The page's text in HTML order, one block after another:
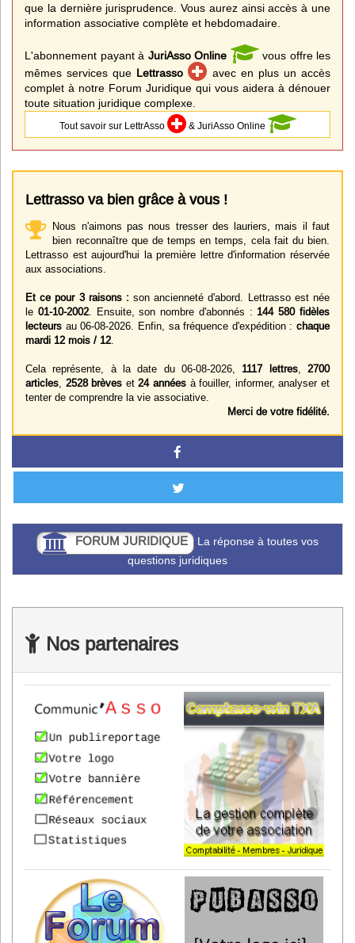
que la dernière jurisprudence. Vous aurez ainsi accès à une
information associative complète et hebdomadaire.
L'abonnement payant à JuriAsso Online
vous offre les
mêmes services que Lettrasso
avec en plus un accès
complet à notre Forum Juridique qui vous aidera à dénouer
toute situation juridique complexe.
Tout savoir sur LettrAsso & JuriAsso Online
Lettrasso va bien grâce à vous !
Nous n'aimons pas nous tresser des lauriers, mais il faut
bien reconnaître que de temps en temps, cela fait du bien.
Lettrasso est aujourd'hui la première lettre d'information réservée
aux associations.
Et ce pour 3 raisons : son ancienneté d'abord. Lettrasso est née
le 01-10-2002. Ensuite, son nombre d'abonnés : 144 580 fidèles
lecteurs au 06-08-2026. Enfin, sa fréquence d'expédition : chaque
mardi 12 mois / 12
Cela représente, à la date du 06-08-2026, 1117 lettres,2700
articles 2528 brèves et24 années à fouiller, informer, analyser et
tenter de comprendre la vie associative.
Merci de votre fidélité.
FORUM JURIDIQUE La réponse à toutes vos
questions juridiques
Nos partenaires